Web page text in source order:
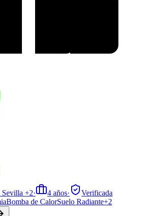
+2· 4 años·
Verificada
Bomba de CalorSuelo Radiante+2